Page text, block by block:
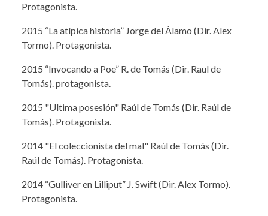
Protagonista.
2015 “La atípica historia” Jorge del Álamo (Dir. Alex
Tormo). Protagonista.
2015 “Invocando a Poe” R. de Tomás (Dir. Raul de
Tomás). protagonista.
2015 "Ultima posesión" Raúl de Tomás (Dir. Raúl de
Tomás). Protagonista.
2014 "El coleccionista del mal" Raúl de Tomás (Dir.
Raúl de Tomás). Protagonista.
2014 “Gulliver en Lilliput” J. Swift (Dir. Alex Tormo).
Protagonista.